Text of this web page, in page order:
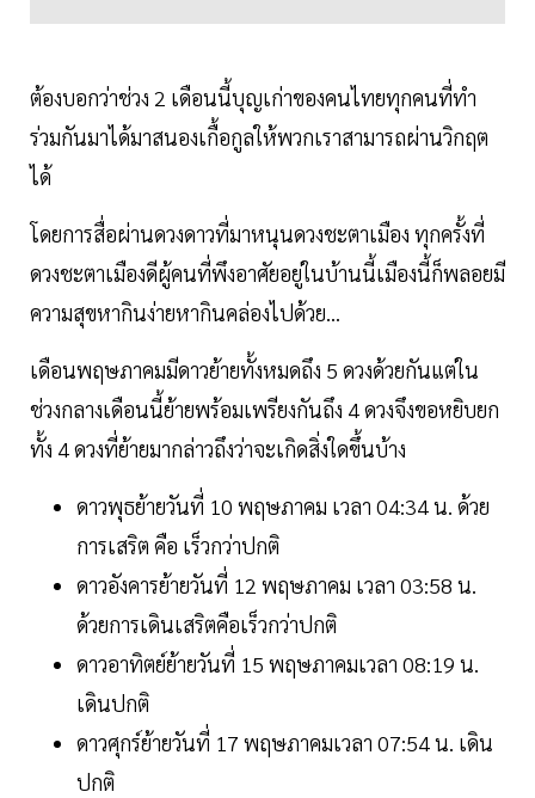
ต้องบอกว่าช่วง 2 เดือนนี้บุญเก่าของคนไทยทุกคนที่ทำ
ร่วมกันมาได้มาสนองเกื้อกูลให้พวกเราสามารถผ่านวิกฤต
ได้
โดยการสื่อผ่านดวงดาวที่มาหนุนดวงชะตาเมือง ทุกครั้งที่
ดวงชะตาเมืองดีผู้คนที่พึงอาศัยอยู่ในบ้านนี้เมืองนี้ก็พลอยมี
ความสุขหากินง่ายหากินคล่องไปด้วย...
เดือนพฤษภาคมมีดาวย้ายทั้งหมดถึง 5 ดวงด้วยกันแต่ใน
ช่วงกลางเดือนนี้ย้ายพร้อมเพรียงกันถึง 4 ดวงจึงขอหยิบยก
ทั้ง 4 ดวงที่ย้ายมากล่าวถึงว่าจะเกิดสิ่งใดขึ้นบ้าง
ดาวพุธย้ายวันที่ 10 พฤษภาคม เวลา 04:34 น. ด้วย
การเสริต คือ เร็วกว่าปกติ
ดาวอังคารย้ายวันที่ 12 พฤษภาคม เวลา 03:58 น.
ด้วยการเดินเสริตคือเร็วกว่าปกติ
ดาวอาทิตย์ย้ายวันที่ 15 พฤษภาคมเวลา 08:19 น.
เดินปกติ
ดาวศุกร์ย้ายวันที่ 17 พฤษภาคมเวลา 07:54 น. เดิน
ปกติ